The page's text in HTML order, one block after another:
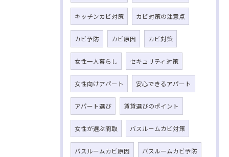
キッチンカビ対策 カビ対策の注意点
カビ予防 カビ原因 カビ対策
女性一人暮らし セキュリティ対策
女性向けアパート 安心できるアパート
アパート選び 賃貸選びのポイント
女性が選ぶ間取 バスルームカビ対策
バスルームカビ原因 バスルームカビ予防